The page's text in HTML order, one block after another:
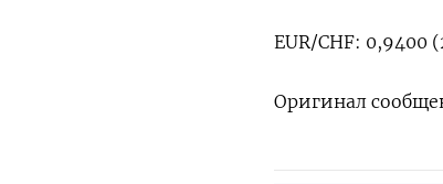
EUR/CHF: 0,9400
Оригинал